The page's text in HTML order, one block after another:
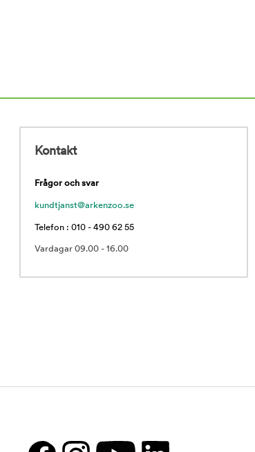
Kontakt
Frågor och svar
kundtjanst@arkenzoo.se
Telefon : 010 - 490 62 55
Vardagar 09.00 - 16.00